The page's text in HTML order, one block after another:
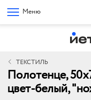
Меню
ТЕКСТИЛЬ
Полотенце,
цвет-белый,